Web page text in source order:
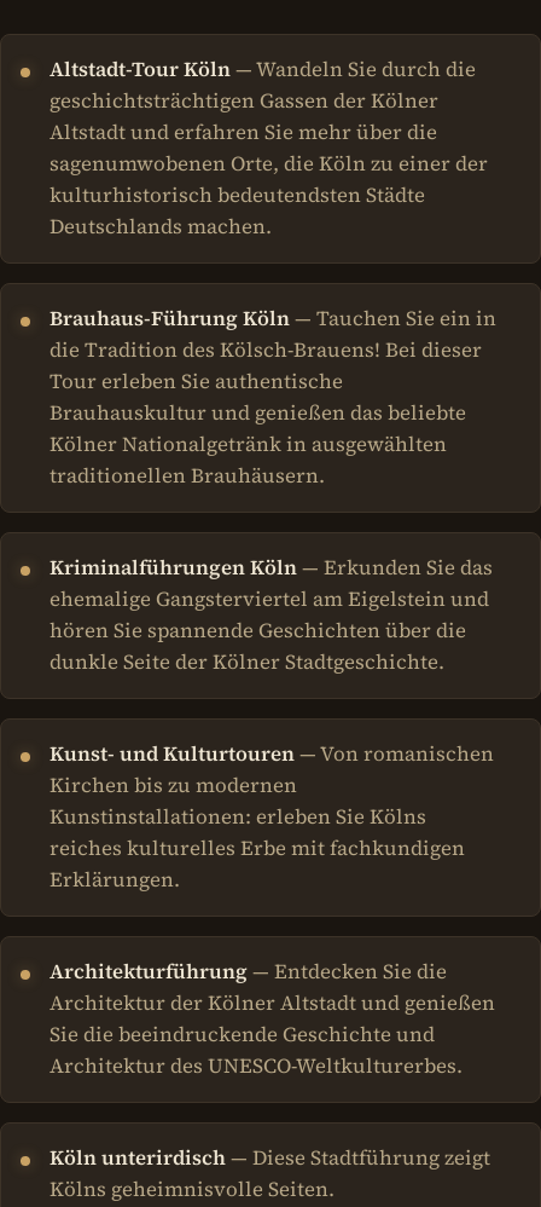
Altstadt-Tour Köln— Wandeln Sie durch die
geschichtsträchtigen Gassen der Kölner
Altstadt und erfahren Sie mehr über die
sagenumwobenen Orte, die Köln zu einer der
kulturhistorisch bedeutendsten Städte
Deutschlands machen.
Brauhaus-Führung Köln— Tauchen Sie ein in
die Tradition des Kölsch-Brauens! Bei dieser
Tour erleben Sie authentische
Brauhauskultur und genießen das beliebte
Kölner Nationalgetränk in ausgewählten
traditionellen Brauhäusern.
Kriminalführungen Köln— Erkunden Sie das
ehemalige Gangsterviertel am Eigelstein und
hören Sie spannende Geschichten über die
dunkle Seite der Kölner Stadtgeschichte.
Kunst- und Kulturtouren— Von romanischen
Kirchen bis zu modernen
Kunstinstallationen: erleben Sie Kölns
reiches kulturelles Erbe mit fachkundigen
Erklärungen.
Architekturführung— Entdecken Sie die
Architektur der Kölner Altstadt und genießen
Sie die beeindruckende Geschichte und
Architektur des UNESCO-Weltkulturerbes.
Köln unterirdisch— Diese Stadtführung zeigt
Kölns geheimnisvolle Seiten.